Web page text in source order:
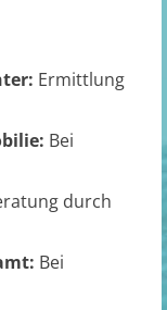
Ermittlung
Bei
durch
Bei